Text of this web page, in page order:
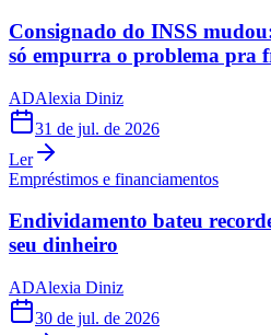
Consignado do INSS
só empurra o problema pra
ADAlexia Diniz
31 de jul. de 2026
Ler
Empréstimos e financiamentos
Endividamento bateu
seu dinheiro
ADAlexia Diniz
30 de jul. de 2026